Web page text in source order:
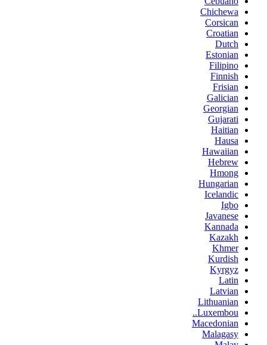
Chichewa
Corsican
Croatian
Dutch
Estonian
Filipino
Finnish
Frisian
Galician
Georgian
Gujarati
Haitian
Hausa
Hawaiian
Hebrew
Hmong
Hungarian
Icelandic
Igbo
Javanese
Kannada
Kazakh
Khmer
Kurdish
Kyrgyz
Latin
Latvian
Lithuanian
Luxembou..
Macedonian
Malagasy